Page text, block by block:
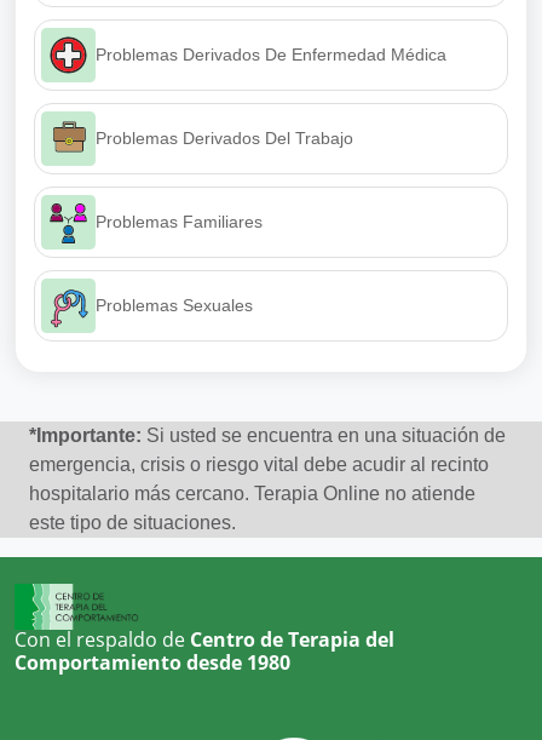
Problemas Derivados De Enfermedad Médica
Problemas Derivados Del Trabajo
Problemas Familiares
Problemas Sexuales
*Importante: Si usted se encuentra en una situación de
emergencia, crisis o riesgo vital debe acudir al recinto
hospitalario más cercano. Terapia Online no atiende
este tipo de situaciones.
Con el respaldo de Centro de Terapia del
Comportamiento desde 1980